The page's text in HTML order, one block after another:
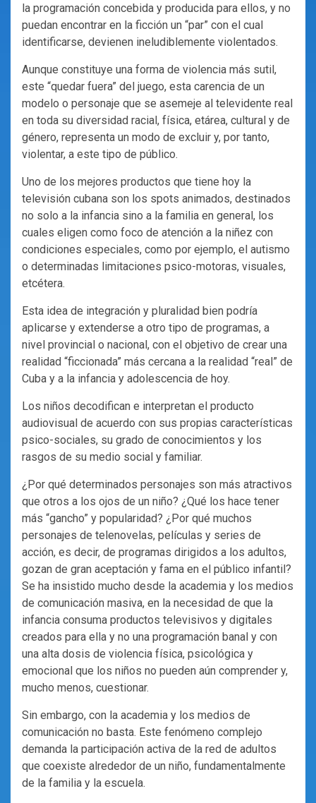
la programación concebida y producida para ellos, y no
puedan encontrar en la ficción un “par” con el cual
identificarse, devienen ineludiblemente violentados.
Aunque constituye una forma de violencia más sutil,
este “quedar fuera” del juego, esta carencia de un
modelo o personaje que se asemeje al televidente real
en toda su diversidad racial, física, etárea, cultural y de
género, representa un modo de excluir y, por tanto,
violentar, a este tipo de público.
Uno de los mejores productos que tiene hoy la
televisión cubana son los spots animados, destinados
no solo a la infancia sino a la familia en general, los
cuales eligen como foco de atención a la niñez con
condiciones especiales, como por ejemplo, el autismo
o determinadas limitaciones psico-motoras, visuales,
etcétera.
Esta idea de integración y pluralidad bien podría
aplicarse y extenderse a otro tipo de programas, a
nivel provincial o nacional, con el objetivo de crear una
realidad “ficcionada” más cercana a la realidad “real” de
Cuba y a la infancia y adolescencia de hoy.
Los niños decodifican e interpretan el producto
audiovisual de acuerdo con sus propias características
psico-sociales, su grado de conocimientos y los
rasgos de su medio social y familiar.
¿Por qué determinados personajes son más atractivos
que otros a los ojos de un niño? ¿Qué los hace tener
más “gancho” y popularidad? ¿Por qué muchos
personajes de telenovelas, películas y series de
acción, es decir, de programas dirigidos a los adultos,
gozan de gran aceptación y fama en el público infantil?
Se ha insistido mucho desde la academia y los medios
de comunicación masiva, en la necesidad de que la
infancia consuma productos televisivos y digitales
creados para ella y no una programación banal y con
una alta dosis de violencia física, psicológica y
emocional que los niños no pueden aún comprender y,
mucho menos, cuestionar.
Sin embargo, con la academia y los medios de
comunicación no basta. Este fenómeno complejo
demanda la participación activa de la red de adultos
que coexiste alrededor de un niño, fundamentalmente
de la familia y la escuela.